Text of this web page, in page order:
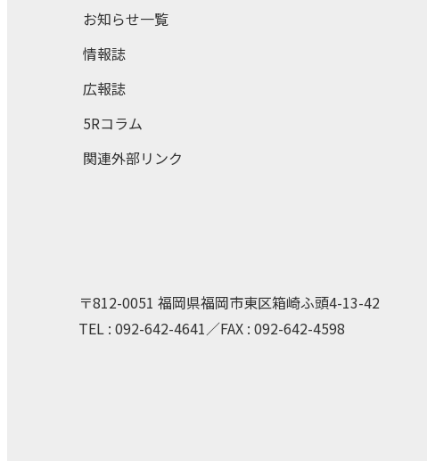
お知らせ一覧
情報誌
広報誌
5Rコラム
関連外部リンク
〒812-0051 福岡県福岡市東区箱崎ふ頭4-13-42
TEL : 092-642-4641／FAX : 092-642-4598